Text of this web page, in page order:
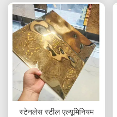
स्टेनलेस स्टील एल्यूमिनियम